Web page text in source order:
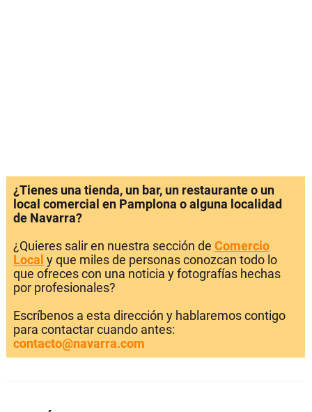
¿Tienes una tienda, un bar, un restaurante o un
local comercial en Pamplona o alguna localidad
de Navarra?
¿Quieres salir en nuestra sección de Comercio
Local y que miles de personas conozcan todo lo
que ofreces con una noticia y fotografías hechas
por profesionales?
Escríbenos a esta dirección y hablaremos contigo
para contactar cuando antes:
contacto@navarra.com